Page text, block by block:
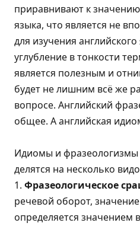
приравнивают к
языка, что является не
для изучения
углубление в тонкости
является полезным и
будет не лишним всё же
вопросе. Английский
общее. А английская
Идиомы и фразеологизмы
делятся на несколько
1. Фразеологическое
речевой оборот,
определяется значением